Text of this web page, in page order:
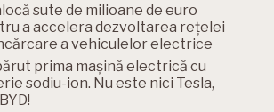
sute de milioane de euro
a accelera dezvoltarea rețelei
a vehiculelor electrice
prima mașină electrică cu
sodiu-ion. Nu este nici Tesla,